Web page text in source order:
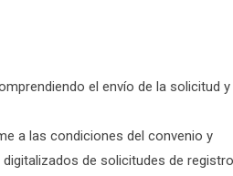
el envío de la
a las condiciones del convenio y
de solicitudes de